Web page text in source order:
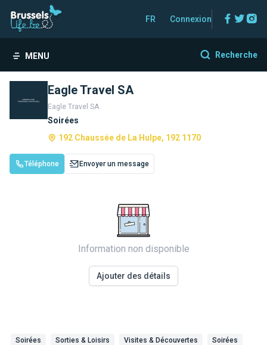
FR Connexion
MENU Recherche
Eagle Travel SA
Eagle Travel SA
Soirées
192 Chaussée de La Hulpe, 192 1170
Téléphone Envoyer un message
Information non disponible
Ajouter des détails
Soirées Sorties & Loisirs Visites & Découvertes Soirées